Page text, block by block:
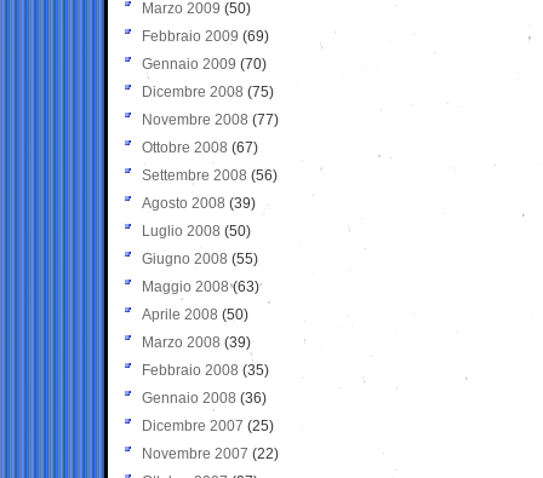
Marzo 2009 (50)
Febbraio 2009 (69)
Gennaio 2009 (70)
Dicembre 2008 (75)
Novembre 2008 (77)
Ottobre 2008 (67)
Settembre 2008 (56)
Agosto 2008 (39)
Luglio 2008 (50)
Giugno 2008 (55)
Maggio 2008(63)
Aprile 2008 (50)
Marzo 2008 (39)
Febbraio 2008 (35)
Gennaio 2008 (36)
Dicembre 2007 (25)
Novembre 2007 (22)